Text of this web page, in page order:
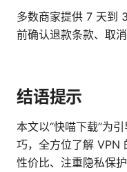
多数商家提供 7 天到
前确认退款条款、取
结语提示
本文以“快喵下载”为
巧，全方位了解 VPN
性价比、注重隐私保